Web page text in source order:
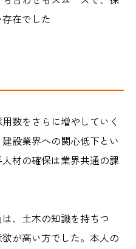
在でした
数をさらに増やしていく
設業界への関心低下とい
材の確保は業界共通の課
、土木の知識を持ちつ
が高い方でした。本人の